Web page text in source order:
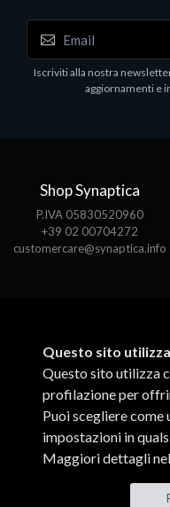
Software - Office
MS OFFICE H&S
Iscriviti alla nostra
aggiornamenti e
Shop Synaptica
P.IVA 05830520960
+39 02 00704272
customercare@synaptica.info
Questo sito
Questo sito utilizza
profilazione per
Puoi scegliere
impostazioni in
Maggiori dettagli